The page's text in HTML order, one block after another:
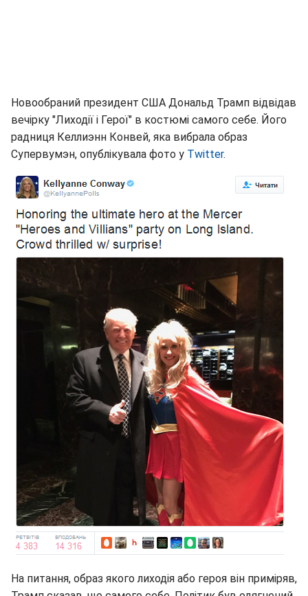
Новообраний президент США Дональд Трамп відвідав
вечірку "Лиходії і Герої" в костюмі самого себе. Його
радниця Келлиэнн Конвей, яка вибрала образ
Супервумэн, опублікувала фото у Twitter.
На питання, образ якого лиходія або героя він приміряв,